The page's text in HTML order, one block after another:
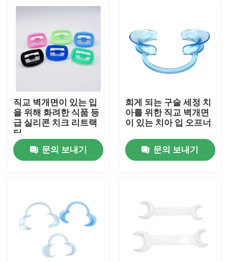
우리에 대하여
공장 여행
연락주세요
인용문을 요구하세요
치아 리테이너 박스
치아 틀니 박스
직교 벽개면이 있는 입
을 위해 화려한 식품 등
급 실리콘 치크 리트랙
터
문의 보내기
희게 되는 구술 세정 치
아를 위한 직교 벽개면
이 있는 치아 입 오프너
문의 보내기